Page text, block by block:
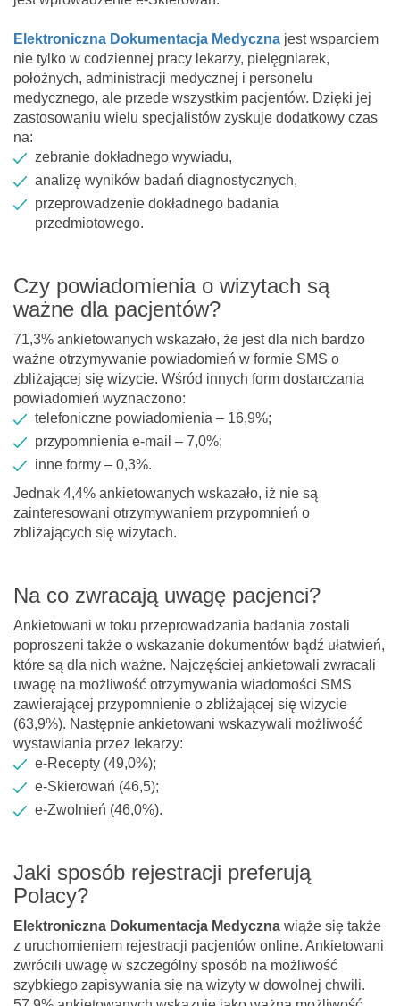
Elektroniczna Dokumentacja Medyczna jest wsparciem
nie tylko w codziennej pracy lekarzy, pielęgniarek,
położnych, administracji medycznej i personelu
medycznego, ale przede wszystkim pacjentów. Dzięki jej
zastosowaniu wielu specjalistów zyskuje dodatkowy czas
na:
zebranie dokładnego wywiadu,
analizę wyników badań diagnostycznych,
przeprowadzenie dokładnego badania
przedmiotowego.
Czy powiadomienia o wizytach są
ważne dla pacjentów?
71,3% ankietowanych wskazało, że jest dla nich bardzo
ważne otrzymywanie powiadomień w formie SMS o
zbliżającej się wizycie. Wśród innych form dostarczania
powiadomień wyznaczono:
telefoniczne powiadomienia – 16,9%;
przypomnienia e-mail – 7,0%;
inne formy – 0,3%.
Jednak 4,4% ankietowanych wskazało, iż nie są
zainteresowani otrzymywaniem przypomnień o
zbliżających się wizytach.
Na co zwracają uwagę pacjenci?
Ankietowani w toku przeprowadzania badania zostali
poproszeni także o wskazanie dokumentów bądź ułatwień,
które są dla nich ważne. Najczęściej ankietowali zwracali
uwagę na możliwość otrzymywania wiadomości SMS
zawierającej przypomnienie o zbliżającej się wizycie
(63,9%). Następnie ankietowani wskazywali możliwość
wystawiania przez lekarzy:
e-Recepty (49,0%);
e-Skierowań (46,5);
e-Zwolnień (46,0%).
Jaki sposób rejestracji preferują
Polacy?
Elektroniczna Dokumentacja Medyczna wiąże się także
z uruchomieniem rejestracji pacjentów online. Ankietowani
zwrócili uwagę w szczególny sposób na możliwość
szybkiego zapisywania się na wizyty w dowolnej chwili.